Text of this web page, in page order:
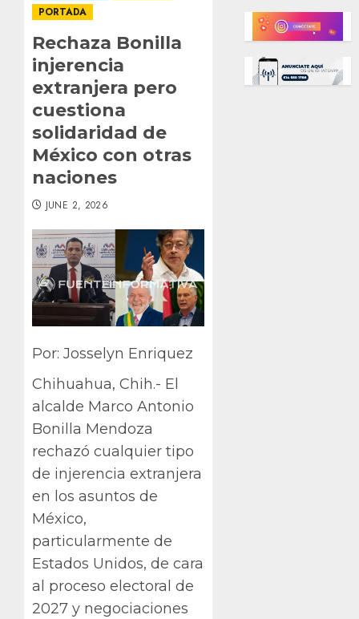
PORTADA
Rechaza Bonilla
injerencia
extranjera pero
cuestiona
solidaridad de
México con otras
naciones
JUNE 2, 2026
Por: Josselyn Enriquez
Chihuahua, Chih.- El
alcalde Marco Antonio
Bonilla Mendoza
rechazó cualquier tipo
de injerencia extranjera
en los asuntos de
México,
particularmente de
Estados Unidos, de cara
al proceso electoral de
2027 y negociaciones